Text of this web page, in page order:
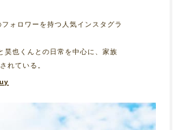
ォロワーを持つ人気インスタグラ
昊也くんとの日常を中心に、家族
れている。